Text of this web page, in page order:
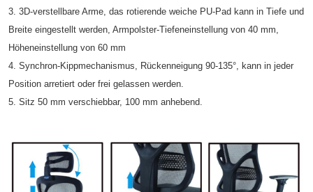
3. 3D-verstellbare Arme, das rotierende weiche PU-Pad kann in Tiefe und
Breite eingestellt werden, Armpolster-Tiefeneinstellung von 40 mm,
Höheneinstellung von 60 mm
4. Synchron-Kippmechanismus, Rückenneigung 90-135°, kann in jeder
Position arretiert oder frei gelassen werden.
5. Sitz 50 mm verschiebbar, 100 mm anhebend.